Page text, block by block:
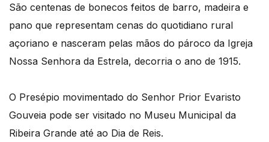
São centenas de bonecos feitos de barro, madeira e
pano que representam cenas do quotidiano rural
açoriano e nasceram pelas mãos do pároco da Igreja
Nossa Senhora da Estrela, decorria o ano de 1915.
O Presépio movimentado do Senhor Prior Evaristo
Gouveia pode ser visitado no Museu Municipal da
Ribeira Grande até ao Dia de Reis.